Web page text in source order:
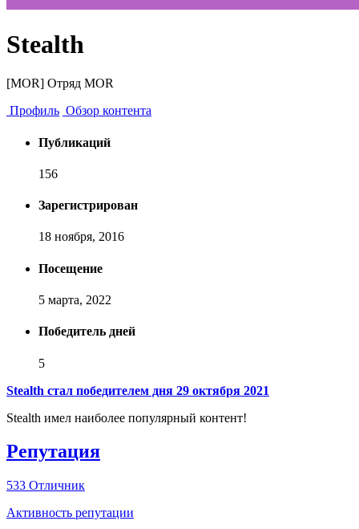
Stealth
[MOR] Отряд MOR
Профиль Обзор контента
Публикаций
156
Зарегистрирован
18 ноября, 2016
Посещение
5 марта, 2022
Победитель дней
5
Stealth стал победителем дня 29 октября 2021
Stealth имел наиболее популярный контент!
Репутация
533 Отличник
Активность репутации